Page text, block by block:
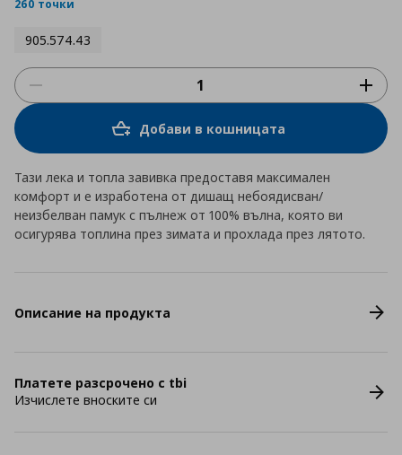
260 точки
905.574.43
Добави в кошницата
Тази лека и топла завивка предоставя максимален
комфорт и е изработена от дишащ небоядисван/
неизбелван памук с пълнеж от 100% вълна, която ви
осигурява топлина през зимата и прохлада през лятото.
Описание на продукта
Платете разсрочено с tbi
Изчислете вноските си